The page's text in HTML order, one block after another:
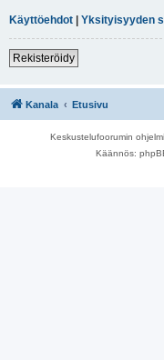
Käyttöehdot | Yksityisyyden
Rekisteröidy
Kanala Etusivu
Keskustelufoorumin
Käännös: